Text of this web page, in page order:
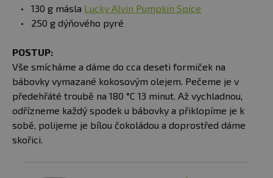
130 g másla Lucky Alvin Pumpkin Spice
250 g dýňového pyré
POSTUP:
Vše smícháme a dáme do cca deseti formiček na
bábovky vymazané kokosovým olejem. Pečeme je v
předehřáté troubě na 180 °C 13 minut. Až vychladnou,
odřízneme každý spodek u bábovky a přiklopíme je k
sobě, polijeme je bílou čokoládou a doprostřed dáme
skořici.